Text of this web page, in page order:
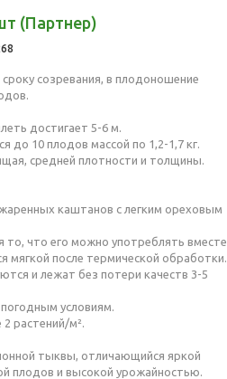
(Партнер)
созревания, в плодоношение
достигает 5-6 м.
до 10 плодов массой по 1,2-1,7 кг.
средней плотности и толщины.
каштанов с легким ореховым
то, что его можно употреблять вместе
мягкой после термической обработки.
и лежат без потери качеств 3-5
условиям.
растений/м².
тыквы, отличающийся яркой
плодов и высокой урожайностью.